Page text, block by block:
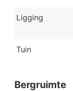
Ligging
Tuin
Bergruimte